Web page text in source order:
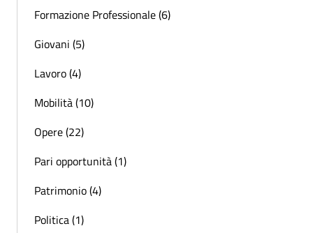
Formazione Professionale (6)
Giovani (5)
Lavoro (4)
Mobilità (10)
Opere (22)
Pari opportunità (1)
Patrimonio (4)
Politica (1)